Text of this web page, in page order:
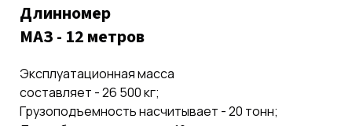
Длинномер
МАЗ - 12 метров
Эксплуатационная масса
составляет - 26 500 кг;
Грузоподъемность насчитывает - 20 тонн;